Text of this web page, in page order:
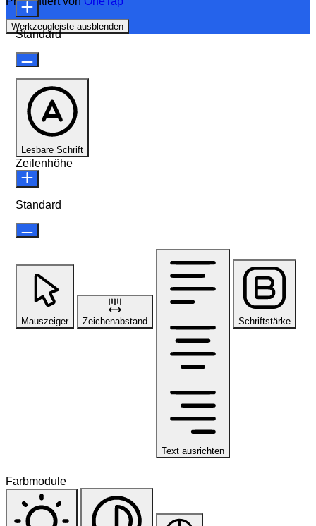
Werkzeugleiste ausblenden
Standard
Lesbare Schrift
Zeilenhöhe
Standard
Mauszeiger Zeichenabstand
Text ausrichten
Schriftstärke
Farbmodule